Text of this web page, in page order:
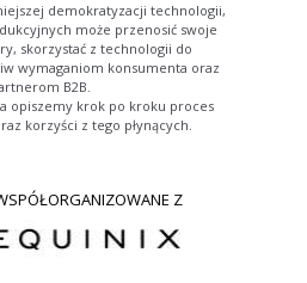
demokratyzacji technologii,
może przenosić swoje
skorzystać z technologii do
wymaganiom konsumenta oraz
B2B.
opiszemy krok po kroku proces
korzyści z tego płynących.
Z